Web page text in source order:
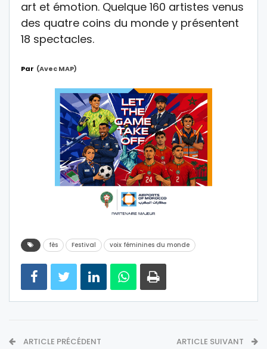
art et émotion. Quelque 160 artistes venus
des quatre coins du monde y présentent
18 spectacles.
Par (avec MAP)
fès Festival voix féminines du monde
ARTICLE PRÉCÉDENT ARTICLE SUIVANT